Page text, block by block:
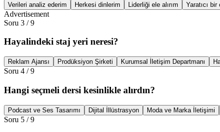
Verileri analiz ederim Herkesi dinlerim Liderliği ele alırım Yaratıcı
Advertisement
Soru 3 /9
Hayalindeki staj yeri neresi?
Reklam Ajansı Prodüksiyon Şirketi Kurumsal İletişim Departmanı
Soru 4 /9
Hangi seçmeli dersi kesinlikle alırdın?
Podcast ve Ses Tasarımı Dijital İllüstrasyon Moda ve Marka İletişimi
Soru 5 /9